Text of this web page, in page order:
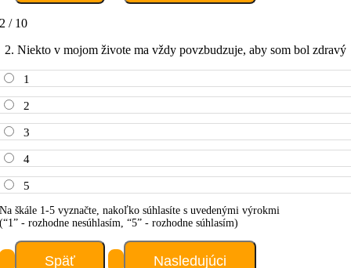
2 / 10
2. Niekto v mojom živote ma vždy povzbudzuje, aby som bol zdravý
1
2
3
4
5
Na škále 1-5 vyznačte, nakoľko súhlasíte s uvedenými výrokmi
(“1” - rozhodne nesúhlasím, “5” - rozhodne súhlasím)